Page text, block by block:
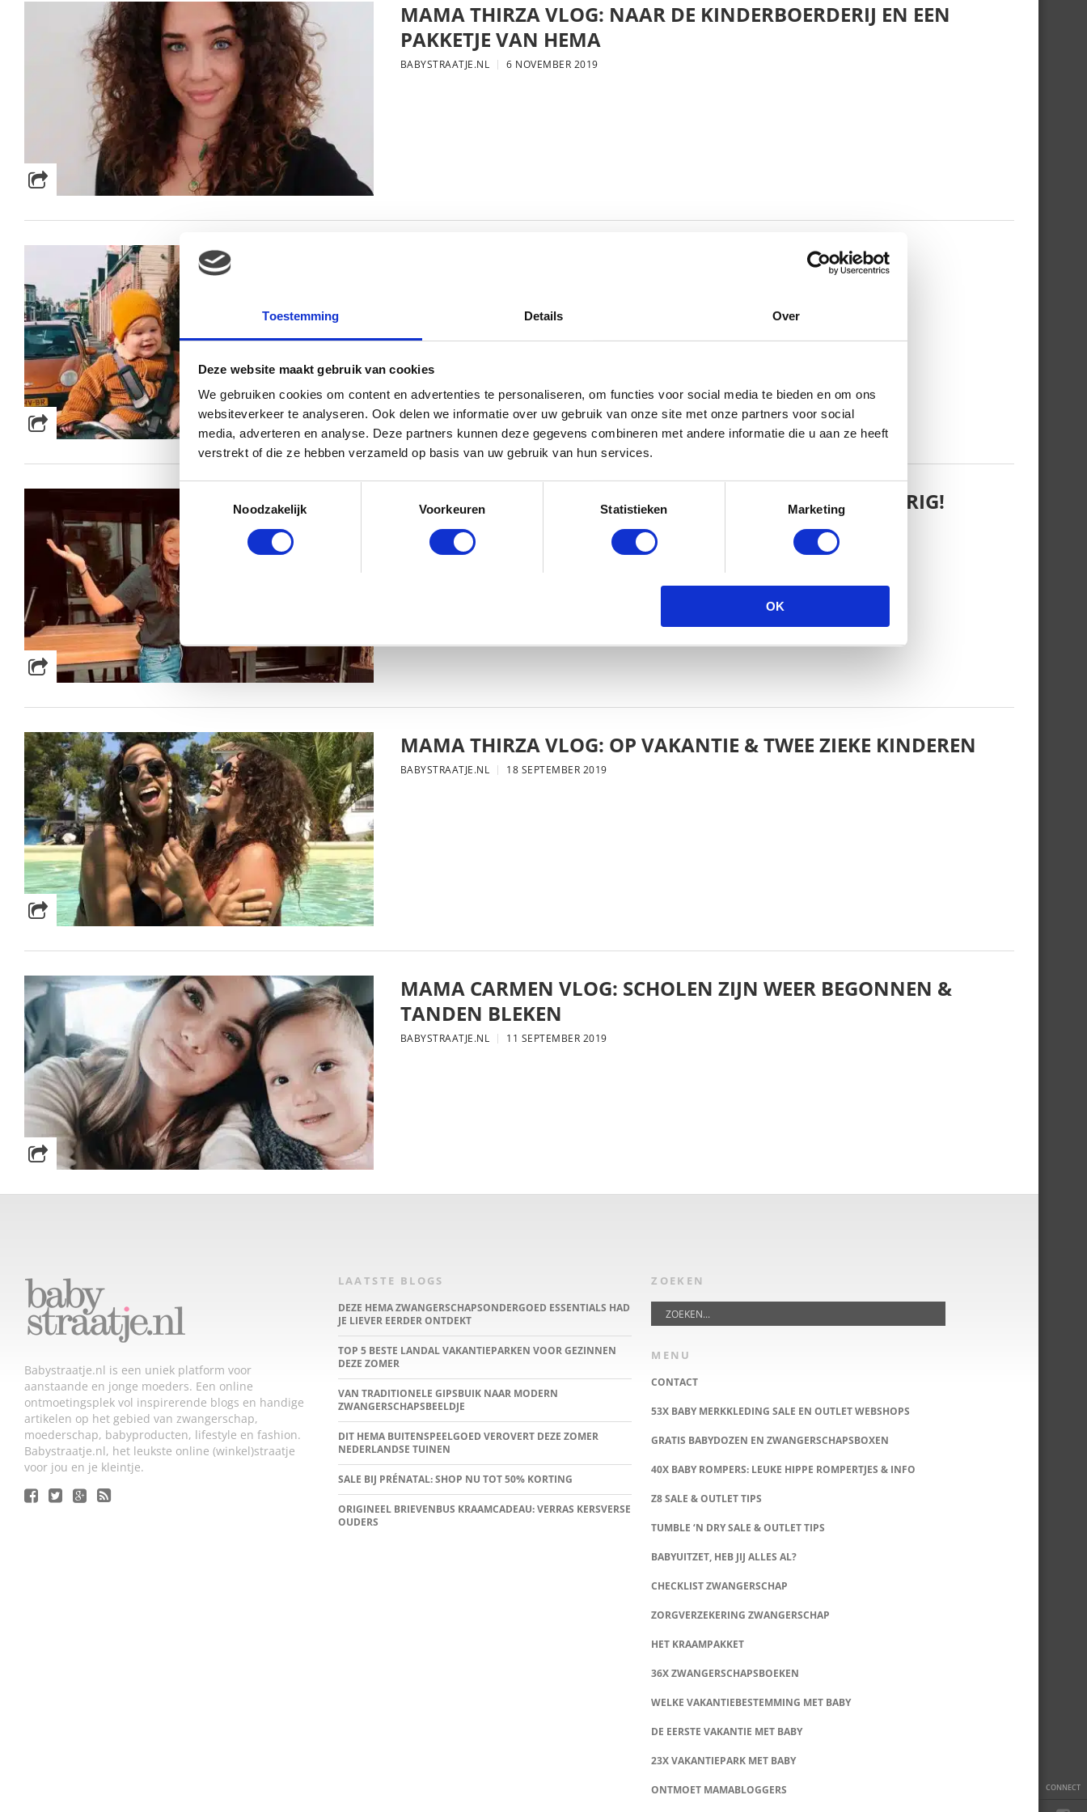
Toestemming Details Over
Deze website maakt gebruik van cookies
We gebruiken cookies om content en advertenties te personaliseren, om functies voor social media te bieden en om ons
websiteverkeer te analyseren. Ook delen we informatie over uw gebruik van onze site met onze partners voor social
media, adverteren en analyse. Deze partners kunnen deze gegevens combineren met andere informatie die u aan ze heeft
verstrekt of die ze hebben verzameld op basis van uw gebruik van hun services.
Toestemmingsselectie
Noodzakelijk
Voorkeuren Statistieken Marketing
OK
CONNECT
MAMA THIRZA VLOG: NAAR DE KINDERBOERDERIJ EN EEN
PAKKETJE VAN HEMA
BABYSTRAATJE.NL 6 NOVEMBER 2019
MAMA THIRZA VLOG: DE LAATSTE WERKDAG EN MIJN
MAMA THIRZA VLOG: HET IS FEEST, WANT REBEL IS JARIG!
BABYSTRAATJE.NL
MAMA THIRZA VLOG: OP VAKANTIE & TWEE ZIEKE KINDEREN
BABYSTRAATJE.NL 18 SEPTEMBER 2019
MAMA CARMEN VLOG: SCHOLEN ZIJN WEER BEGONNEN &
TANDEN BLEKEN
BABYSTRAATJE.NL 11 SEPTEMBER 2019
Babystraatje.nl is een uniek platform voor
aanstaande en jonge moeders. Een online
ontmoetingsplek vol inspirerende blogs en handige
artikelen op het gebied van zwangerschap,
moederschap, babyproducten, lifestyle en fashion.
Babystraatje.nl, het leukste online (winkel)straatje
voor jou en je kleintje.
LAATSTE BLOGS
DEZE HEMA ZWANGERSCHAPSONDERGOED ESSENTIALS HAD
JE LIEVER EERDER ONTDEKT
TOP 5 BESTE LANDAL VAKANTIEPARKEN VOOR GEZINNEN
DEZE ZOMER
VAN TRADITIONELE GIPSBUIK NAAR MODERN
ZWANGERSCHAPSBEELDJE
DIT HEMA BUITENSPEELGOED VEROVERT DEZE ZOMER
NEDERLANDSE TUINEN
SALE BIJ PRÉNATAL: SHOP NU TOT 50% KORTING
ORIGINEEL BRIEVENBUS KRAAMCADEAU: VERRAS KERSVERSE
OUDERS
ZOEKEN
MENU
CONTACT
53X BABY MERKKLEDING SALE EN OUTLET WEBSHOPS
GRATIS BABYDOZEN EN ZWANGERSCHAPSBOXEN
40X BABY ROMPERS: LEUKE HIPPE ROMPERTJES & INFO
Z8 SALE & OUTLET TIPS
TUMBLE ‘N DRY SALE & OUTLET TIPS
BABYUITZET, HEB JIJ ALLES AL?
CHECKLIST ZWANGERSCHAP
ZORGVERZEKERING ZWANGERSCHAP
HET KRAAMPAKKET
36X ZWANGERSCHAPSBOEKEN
WELKE VAKANTIEBESTEMMING MET BABY
DE EERSTE VAKANTIE MET BABY
23X VAKANTIEPARK MET BABY
ONTMOET MAMABLOGGERS